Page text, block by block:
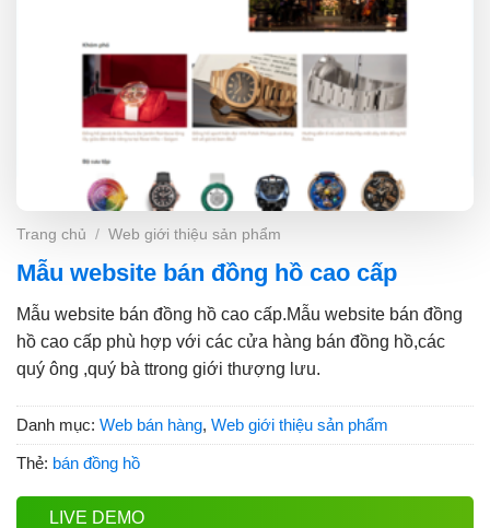
Trang chủ / Web giới thiệu sản phẩm
Mẫu website bán đồng hồ cao cấp
Mẫu website bán đồng hồ cao cấp.Mẫu website bán đồng
hồ cao cấp phù hợp với các cửa hàng bán đồng hồ,các
quý ông ,quý bà ttrong giới thượng lưu.
Danh mục: Web bán hàng, Web giới thiệu sản phẩm
Thẻ: bán đồng hồ
LIVE DEMO